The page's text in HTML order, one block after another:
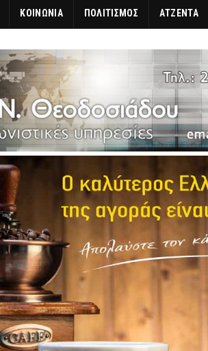
ΚΟΙΝΩΝΙΑ ΠΟΛΙΤΙΣΜΟΣ ΑΤΖΕΝΤΑ